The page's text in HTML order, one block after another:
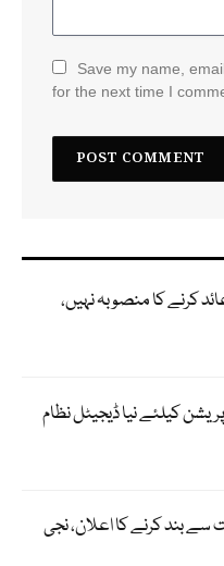
Save my name,
for the next time I
عائد کرنے کا منصوبہ نہیں،
آپریشن کیلئے نیا ڈیجیٹل نظام
سروس 11 اگست سے بند کرنے کا اعلان، نجی